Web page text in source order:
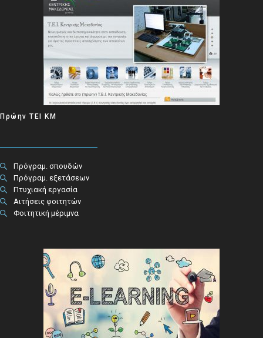
Πρώην ΤΕΙ ΚΜ
Πρόγραμ. σπουδών
Πρόγραμ. εξετάσεων
Πτυχιακή εργασία
Αιτήσεις φοιτητών
Φοιτητική μέριμνα